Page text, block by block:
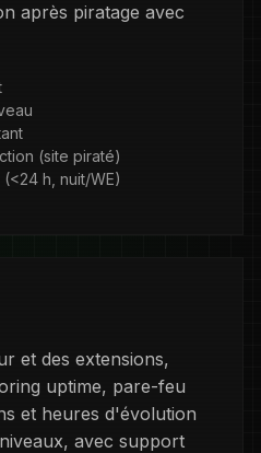
après piratage avec
(site piraté)
h, nuit/WE)
et des extensions,
uptime, pare-feu
et heures d'évolution
avec support